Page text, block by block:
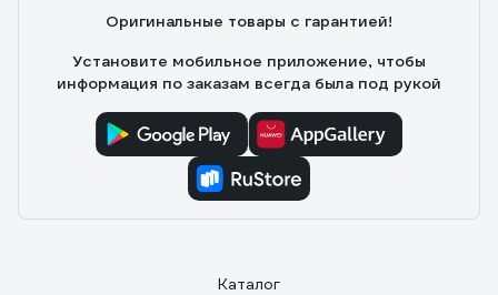
Оригинальные товары с гарантией!
Установите мобильное приложение, чтобы
информация по заказам всегда была под рукой
Каталог